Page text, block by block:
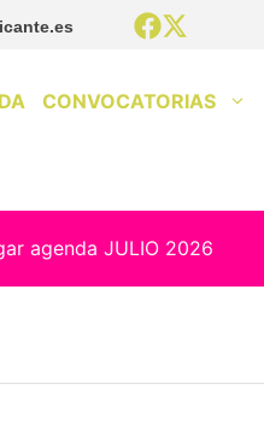
CONVOCATORIAS
agenda JULIO 2026